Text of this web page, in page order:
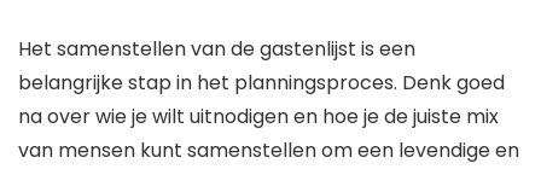
Het samenstellen van de gastenlijst is een
belangrijke stap in het planningsproces. Denk goed
na over wie je wilt uitnodigen en hoe je de juiste mix
van mensen kunt samenstellen om een levendige en